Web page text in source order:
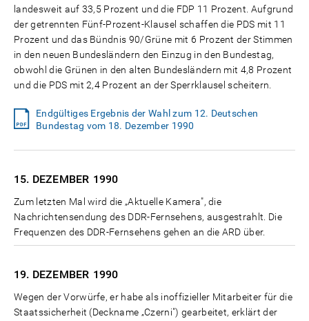
landesweit auf 33,5 Prozent und die FDP 11 Prozent. Aufgrund
der getrennten Fünf-Prozent-Klausel schaffen die PDS mit 11
Prozent und das Bündnis 90/Grüne mit 6 Prozent der Stimmen
in den neuen Bundesländern den Einzug in den Bundestag,
obwohl die Grünen in den alten Bundesländern mit 4,8 Prozent
und die PDS mit 2,4 Prozent an der Sperrklausel scheitern.
Endgültiges Ergebnis der Wahl zum 12. Deutschen
Bundestag vom 18. Dezember 1990
15. DEZEMBER 1990
Zum letzten Mal wird die „Aktuelle Kamera", die
Nachrichtensendung des DDR-Fernsehens, ausgestrahlt. Die
Frequenzen des DDR-Fernsehens gehen an die ARD über.
19. DEZEMBER 1990
Wegen der Vorwürfe, er habe als inoffizieller Mitarbeiter für die
Staatssicherheit (Deckname „Czerni") gearbeitet, erklärt der